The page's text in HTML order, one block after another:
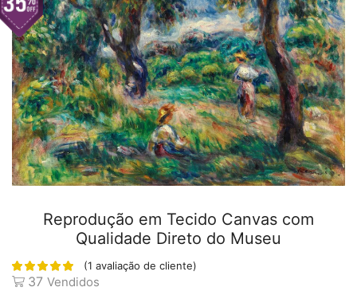
Reprodução em Tecido Canvas com
Qualidade Direto do Museu
(1 avaliação de cliente)
37 Vendidos